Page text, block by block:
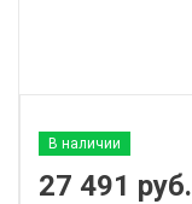
В наличии
27 491 руб.